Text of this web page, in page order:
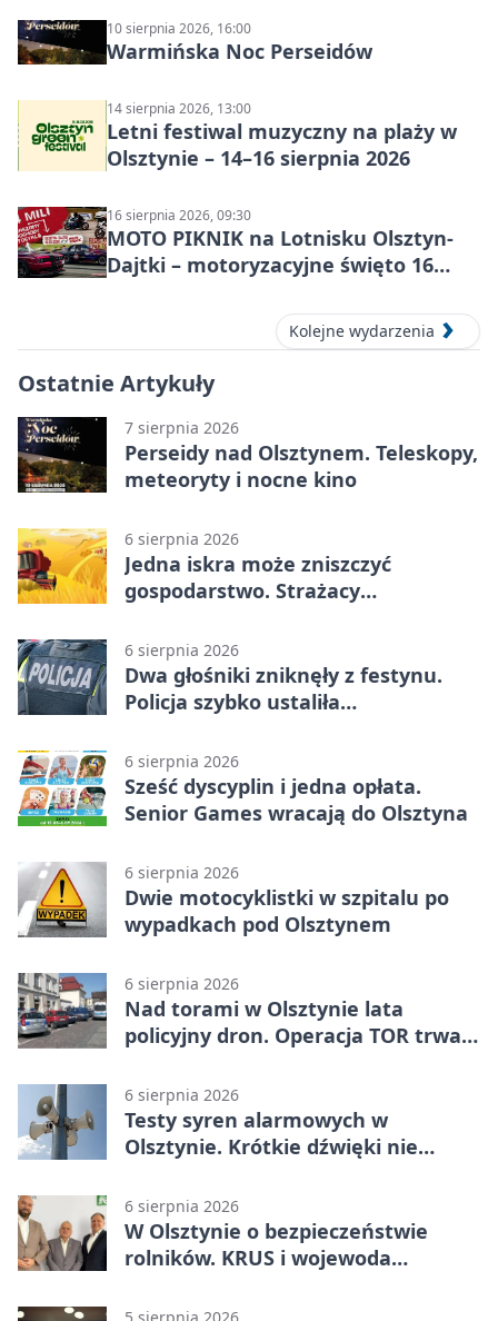
10 sierpnia 2026, 16:00
Warmińska Noc Perseidów
14 sierpnia 2026, 13:00
Letni festiwal muzyczny na plaży w
Olsztynie – 14–16 sierpnia 2026
16 sierpnia 2026, 09:30
MOTO PIKNIK na Lotnisku Olsztyn-
Dajtki – motoryzacyjne święto 16
Kolejne wydarzenia
Ostatnie Artykuły
7 sierpnia 2026
Perseidy nad Olsztynem. Teleskopy,
meteoryty i nocne kino
6 sierpnia 2026
Jedna iskra może zniszczyć
gospodarstwo. Strażacy
6 sierpnia 2026
Dwa głośniki zniknęły z festynu.
Policja szybko ustaliła
6 sierpnia 2026
Sześć dyscyplin i jedna opłata.
Senior Games wracają do Olsztyna
6 sierpnia 2026
Dwie motocyklistki w szpitalu po
wypadkach pod Olsztynem
6 sierpnia 2026
Nad torami w Olsztynie lata
policyjny dron. Operacja TOR trwa
6 sierpnia 2026
Testy syren alarmowych w
Olsztynie. Krótkie dźwięki nie
6 sierpnia 2026
W Olsztynie o bezpieczeństwie
rolników. KRUS i wojewoda